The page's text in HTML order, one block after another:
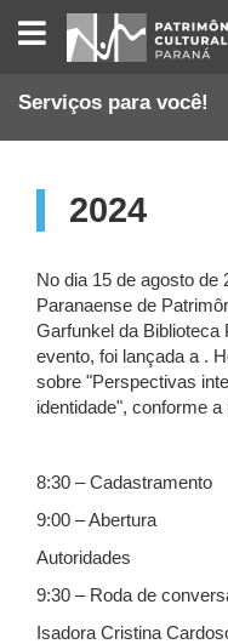
PATRIMÔNIO
CULTURAL
Serviços para você!
2024
No dia 15 de agosto de
Paranaense de
Garfunkel da Biblioteca
evento, foi lançada a .
sobre "Perspectivas
identidade", conforme
8:30 – Cadastramento
9:00 – Abertura
Autoridades
9:30 – Roda de
Isadora Cristina